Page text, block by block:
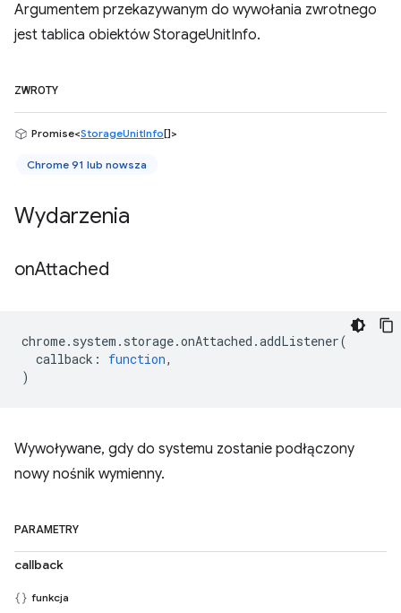
Argumentem przekazywanym do wywołania zwrotnego
jest tablica obiektów StorageUnitInfo.
ZWROTY
Promise<StorageUnitInfo[]>
Chrome 91 lub nowsza
Wydarzenia
onAttached
chrome. system . storage.onAttached .addListener(
callback : function,
)
Wywoływane, gdy do systemu zostanie podłączony
nowy nośnik wymienny.
PARAMETRY
callback
funkcja